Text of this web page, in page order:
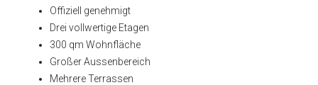
Offiziell genehmigt
Drei vollwertige Etagen
300 qm Wohnfläche
Großer Aussenbereich
Mehrere Terrassen